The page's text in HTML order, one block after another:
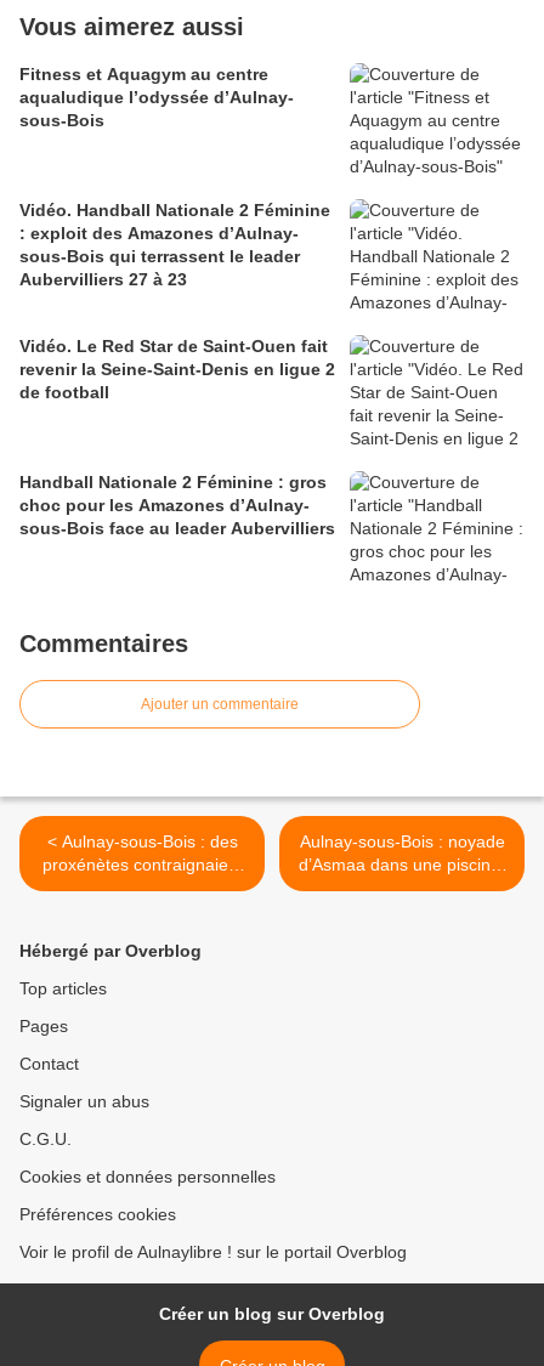
Vous aimerez aussi
Fitness et Aquagym au centre
aqualudique l’odyssée d’Aulnay-
sous-Bois
Vidéo. Handball Nationale 2 Féminine
: exploit des Amazones d’Aulnay-
sous-Bois qui terrassent le leader
Aubervilliers 27 à 23
Vidéo. Le Red Star de Saint-Ouen fait
revenir la Seine-Saint-Denis en ligue 2
de football
Handball Nationale 2 Féminine : gros
choc pour les Amazones d’Aulnay-
sous-Bois face au leader Aubervilliers
Commentaires
Ajouter un commentaire
< Aulnay-sous-Bois : des
proxénètes contraignaient
des mineures en fugue à se
Aulnay-sous-Bois : noyade
d’Asmaa dans une piscine,
le jugement attendu lundi >
Hébergé par Overblog
Top articles
Pages
Contact
Signaler un abus
C.G.U.
Cookies et données personnelles
Préférences cookies
Voir le profil de Aulnaylibre ! sur le portail Overblog
Créer un blog sur Overblog